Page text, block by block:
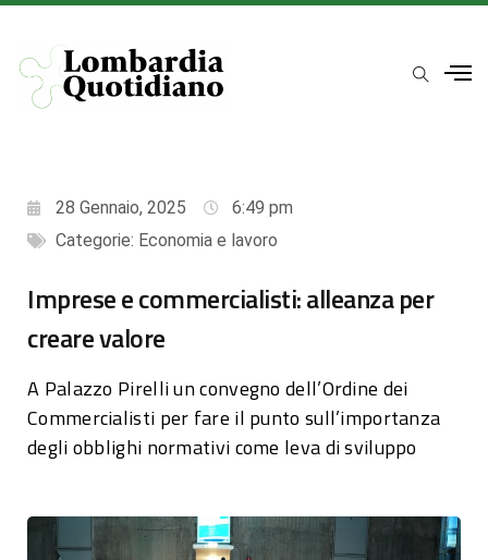
28 Gennaio, 2025
6:49 pm
Categorie: Economia e lavoro
Imprese e commercialisti: alleanza per
creare valore
A Palazzo Pirelli un convegno dell’Ordine dei
Commercialisti per fare il punto sull’importanza
degli obblighi normativi come leva di sviluppo